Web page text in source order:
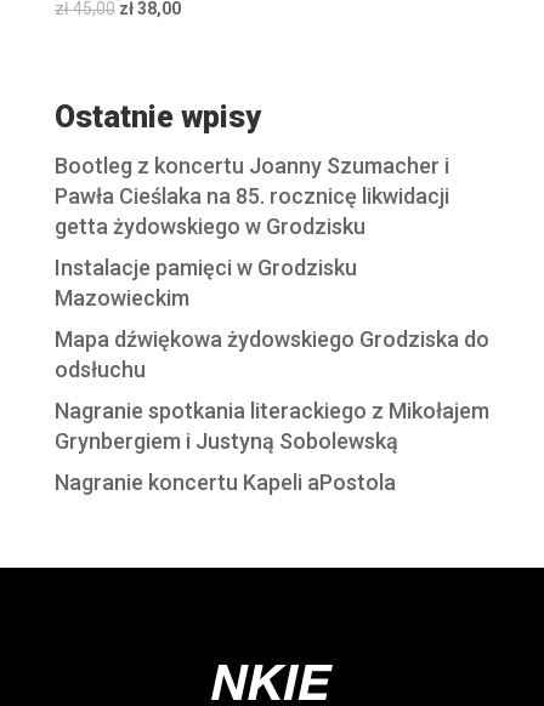
zł45,00 Original
zł38,00Current
Ostatnie wpisy
Bootleg z koncertu Joanny Szumacher i
Pawła Cieślaka na 85. rocznicę likwidacji
getta żydowskiego w Grodzisku
Instalacje pamięci w Grodzisku
Mazowieckim
Mapa dźwiękowa żydowskiego Grodziska do
odsłuchu
Nagranie spotkania literackiego z Mikołajem
Grynbergiem i Justyną Sobolewską
Nagranie koncertu Kapeli aPostola